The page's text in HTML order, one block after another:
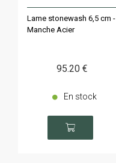
Lame stonewash 6,5 cm -
Manche Acier
95.20 €
En stock